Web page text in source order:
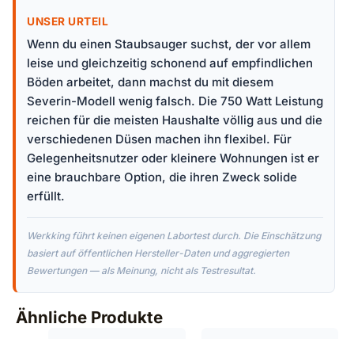
UNSER URTEIL
Wenn du einen Staubsauger suchst, der vor allem
leise und gleichzeitig schonend auf empfindlichen
Böden arbeitet, dann machst du mit diesem
Severin-Modell wenig falsch. Die 750 Watt Leistung
reichen für die meisten Haushalte völlig aus und die
verschiedenen Düsen machen ihn flexibel. Für
Gelegenheitsnutzer oder kleinere Wohnungen ist er
eine brauchbare Option, die ihren Zweck solide
erfüllt.
Werkking führt keinen eigenen Labortest durch. Die Einschätzung
basiert auf öffentlichen Hersteller-Daten und aggregierten
Bewertungen — als Meinung, nicht als Testresultat.
Ähnliche Produkte